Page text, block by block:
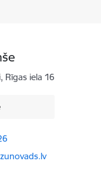
Rīgas iela 16